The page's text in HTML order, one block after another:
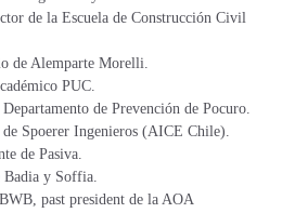
de la Escuela de Construcción Civil
de Alemparte Morelli.
PUC.
de Prevención de Pocuro.
Spoerer Ingenieros (AICE Chile).
de Pasiva.
Badia y Soffia.
past president de la AOA